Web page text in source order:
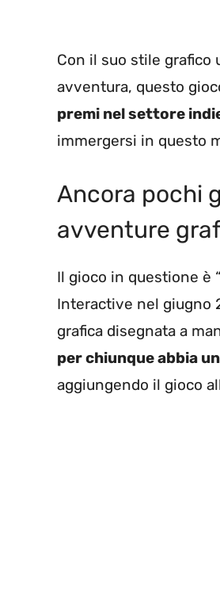
Con il suo stile grafico
avventura, questo
premi nel settore
immergersi in questo
Ancora pochi
avventure
Il gioco in questione è “
Interactive nel giugno
grafica disegnata a
per chiunque abbia
aggiungendo il gioco